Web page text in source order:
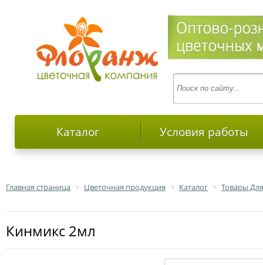
Каталог Условия работы
Главная страница Цветочная продукция Каталог Товары
кинмикс 2мл